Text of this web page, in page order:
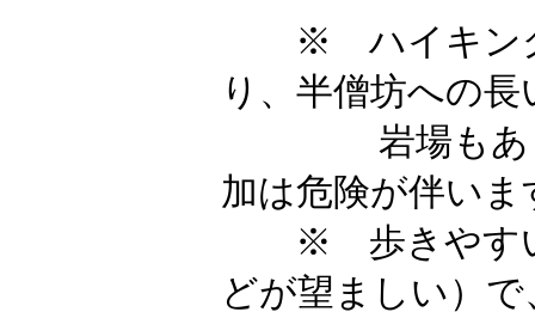
※ ハイキング
り、半僧坊への
岩場もありま
加は危険が伴いま
※ 歩きやすい
どが望ましい）